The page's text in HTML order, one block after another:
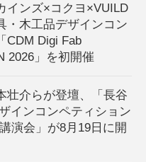
インズ×コクヨ×VUILD
・木工品デザインコン
CDM Digi Fab
2026」を初開催
壮介らが登壇、「長谷
インコンペティション
演会」が8月19日に開